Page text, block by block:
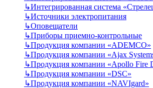
↳Интегрированная система
↳Источники электропитания
↳Оповещатели
↳Приборы приемно-контрольные
↳Продукция компании «ADEMCO»
↳Продукция компании «Ajax
↳Продукция компании «Apollo Fire
↳Продукция компании «DSC»
↳Продукция компании «NAVIgard»